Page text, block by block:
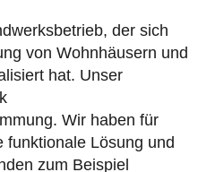
der sich
von Wohnhäusern und
hat. Unser
Wir haben für
funktionale Lösung und
zum Beispiel